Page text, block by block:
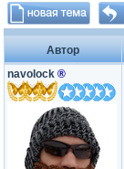
Автор
navolock ®